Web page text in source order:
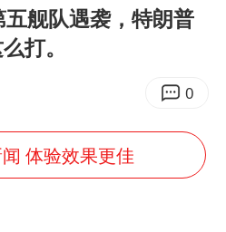
部分直营店飞天茅台提价
豚将正面袭击贯穿浙江
回应车内过夜被收150元
全市有序停课
舰队遇袭，特朗普
打。
0
体验效果更佳